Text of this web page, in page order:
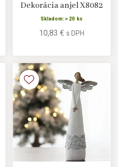
Dekorácia anjel X8082
Skladom: > 20 ks
10,83 € s DPH